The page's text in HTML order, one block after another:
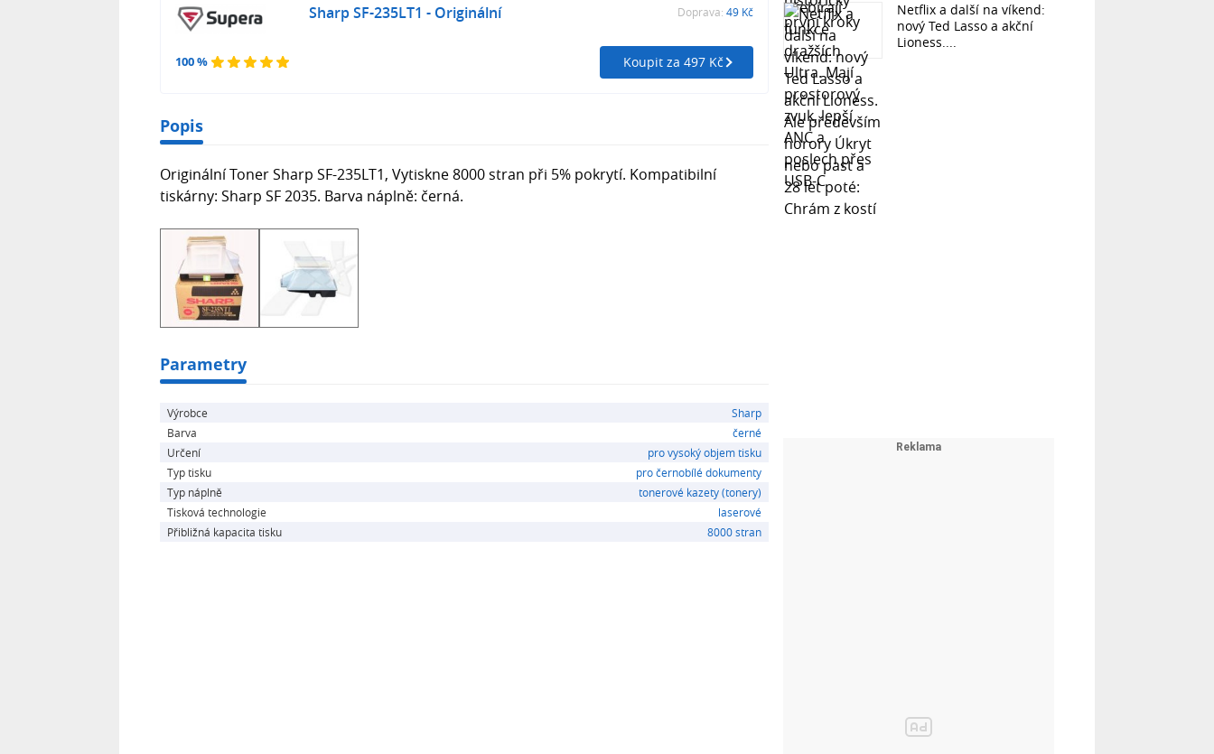
100 %
Sharp SF-235LT1 - Originální Doprava: 49 Kč
Koupit za 497 Kč
Popis
Originální Toner Sharp SF-235LT1, Vytiskne 8000 stran při 5% pokrytí. Kompatibilní
tiskárny: Sharp SF 2035. Barva náplně: černá.
Parametry
Výrobce
Sharp
Barva
černé
Určení
pro vysoký objem tisku
Typ tisku
pro černobílé dokumenty
Typ náplně
tonerové kazety (tonery)
Tisková technologie
laserové
Přibližná kapacita tisku
8000 stran
Netflix a další na víkend:
nový Ted Lasso a akční
Lioness....